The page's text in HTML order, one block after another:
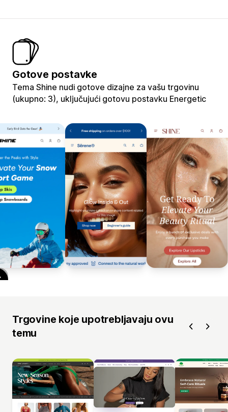
Gotove postavke
Tema Shine nudi gotove dizajne za vašu trgovinu
(ukupno: 3), uključujući gotovu postavku Energetic
Trgovine koje upotrebljavaju ovu
temu